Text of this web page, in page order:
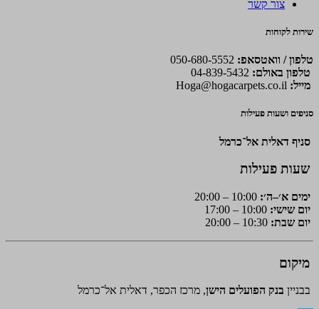
צור קשר
שירות לקוחות
טלפון / וואטסאפ:
טלפון באולם:
מייל: Hoga@hogacarpets.co.il
סניפים ושעות פעילות
סניף דאלית אל־כרמל
שעות פעילות
ימים א׳–ה׳:
יום שישי:
יום שבת:
מיקום
בבניין בנק הפועלים הישן, מרכז הכפר, דאלית אל־כרמל